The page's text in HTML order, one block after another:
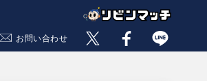
お問い合わせ